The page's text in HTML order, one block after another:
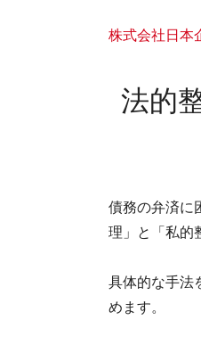
株式会社日本
法的
債務の弁済に
理」と「私的
具体的な手法
めます。